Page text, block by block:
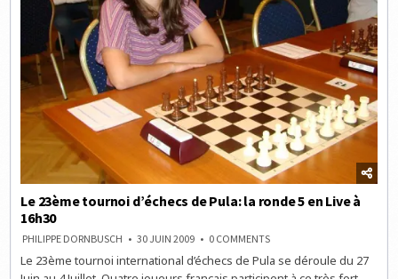
Le 23ème tournoi d’échecs de Pula: la ronde 5 en Live à
16h30
PHILIPPE DORNBUSCH 30 JUIN 2009 0 COMMENTSON
23ÈME
TOURNOI
Le 23ème tournoi international d’échecs de Pula se déroule du 27